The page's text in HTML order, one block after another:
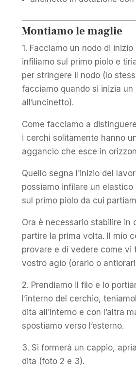
Montiamo le maglie
1. Facciamo un nodo di
infiliamo sul primo piolo e
per stringere il nodo (lo
facciamo quando si inizia un
all’uncinetto).
Come facciamo a
i cerchi solitamente hanno
aggancio che esce in
Quello segna l’inizio del
possiamo infilare un elastico
sul primo piolo da cui
Ora è necessario stabilire in
partire la prima volta. Il mio
provare e di vedere come vi
vostro agio (orario o
2. Prendiamo il filo e lo
l’interno del cerchio,
dita all’interno e con l’altra
spostiamo verso l’esterno.
3. Si formerà un cappio,
dita (foto 2 e 3).